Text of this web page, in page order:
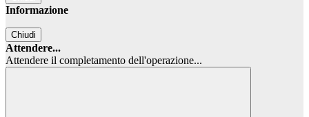
Informazione
Chiudi
Attendere...
Attendere il completamento dell'operazione...